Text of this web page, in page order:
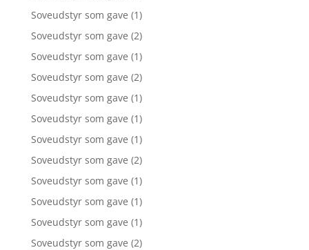
Soveudstyr som gave (1)
Soveudstyr som gave (2)
Soveudstyr som gave (1)
Soveudstyr som gave (2)
Soveudstyr som gave (1)
Soveudstyr som gave (1)
Soveudstyr som gave (1)
Soveudstyr som gave (2)
Soveudstyr som gave (1)
Soveudstyr som gave (1)
Soveudstyr som gave (1)
Soveudstyr som gave (2)